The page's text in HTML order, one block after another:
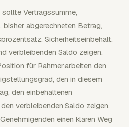
Vertragssumme,
bisher abgerechneten Betrag,
Sicherheitseinbehalt,
verbleibenden Saldo zeigen.
für Rahmenarbeiten den
den in diesem
den einbehaltenen
verbleibenden Saldo zeigen.
einen klaren Weg